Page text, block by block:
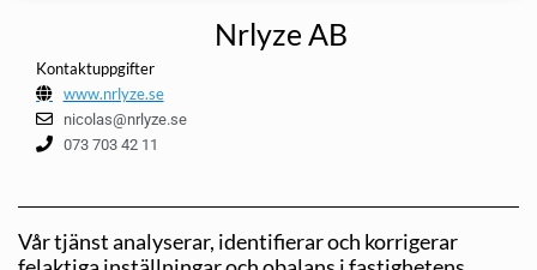
Nrlyze AB
Kontaktuppgifter
www.nrlyze.se
nicolas@nrlyze.se
073 703 42 11
Vår tjänst analyserar, identifierar och korrigerar